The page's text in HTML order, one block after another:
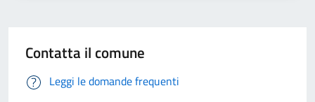
Contatta il comune
Leggi le domande frequenti